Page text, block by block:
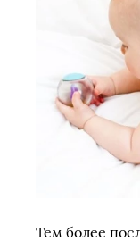
Тем более